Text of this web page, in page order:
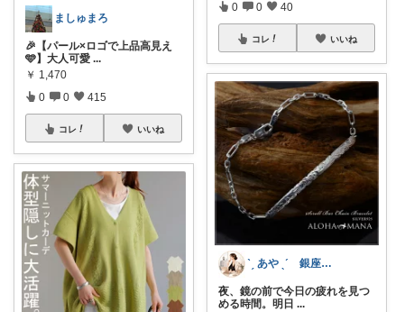
ましゅまろ
​🎉【パール×ロゴで上品高見え
🩵】大人可愛 ...
￥ 1,470
0 0 415
コレ いいね
0 0 40
コレ いいね
ˋˏ あや ˎˊ 銀座ｘ経営者の品格選び
夜、鏡の前で今日の疲れを見つ
める時間。明日 ...